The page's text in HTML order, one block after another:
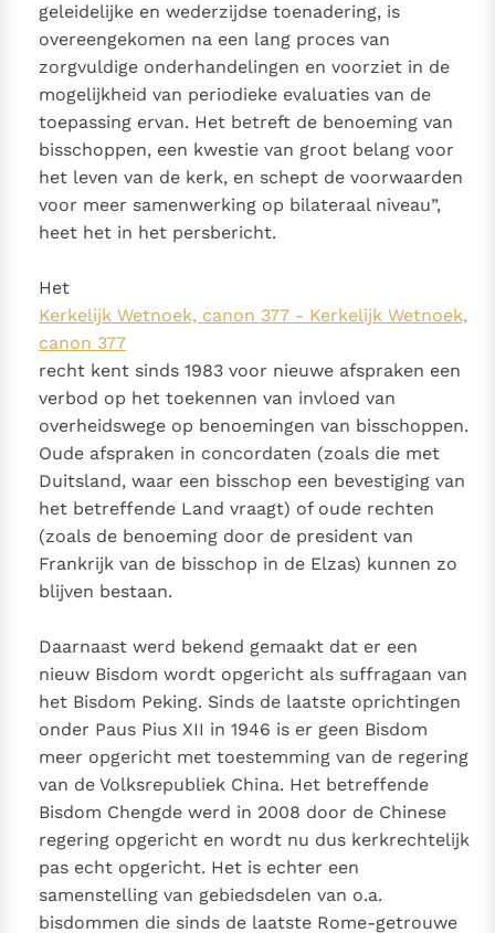
Het Vaticaan publiceert een nieuwe Latijnse uitgave
van het Romeins martyrologium
Vaticaanse financiële waakhond verliest autonomie
Paus spreekt het Wereldvoedselprogramma toe
Paus Leo XIV in Pavia: "De stad is zowel een gave als
een taak"
Paus in Pavia: St. Augustinus toont ons de noodzaak om
"naar het innerlijk" toe te keren.
RK Documenten stelt heel veel belangrijke
kerkelijke documenten van de Rooms
en is volledig afhankelijk van donaties.
Ik help mee!
geleidelijke en wederzijdse toenadering, is
overeengekomen na een lang proces van
zorgvuldige onderhandelingen en voorziet in de
mogelijkheid van periodieke evaluaties van de
toepassing ervan. Het betreft de benoeming van
bisschoppen, een kwestie van groot belang voor
het leven van de kerk, en schept de voorwaarden
voor meer samenwerking op bilateraal niveau”,
heet het in het persbericht.
Het
Kerkelijk Wetnoek, canon 377 - Kerkelijk Wetnoek,
canon 377
recht kent sinds 1983 voor nieuwe afspraken een
verbod op het toekennen van invloed van
overheidswege op benoemingen van bisschoppen.
Oude afspraken in concordaten (zoals die met
Duitsland, waar een bisschop een bevestiging van
het betreffende Land vraagt) of oude rechten
(zoals de benoeming door de president van
Frankrijk van de bisschop in de Elzas) kunnen zo
blijven bestaan.
Daarnaast werd bekend gemaakt dat er een
nieuw Bisdom wordt opgericht als suffragaan van
het Bisdom Peking. Sinds de laatste oprichtingen
onder Paus Pius XII in 1946 is er geen Bisdom
meer opgericht met toestemming van de regering
van de Volksrepubliek China. Het betreffende
Bisdom Chengde werd in 2008 door de Chinese
regering opgericht en wordt nu dus kerkrechtelijk
pas echt opgericht. Het is echter een
samenstelling van gebiedsdelen van o.a.
bisdommen die sinds de laatste Rome-getrouwe